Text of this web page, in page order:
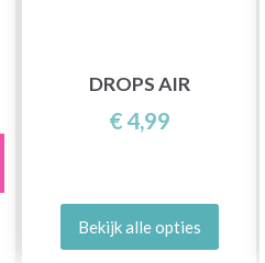
DROPS AIR
€ 4,99
Bekijk alle opties